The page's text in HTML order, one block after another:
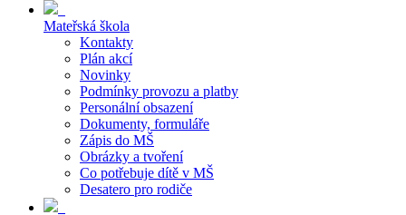
Mateřská škola
Kontakty
Plán akcí
Novinky
Podmínky provozu a platby
Personální obsazení
Dokumenty, formuláře
Zápis do MŠ
Obrázky a tvoření
Co potřebuje dítě v MŠ
Desatero pro rodiče